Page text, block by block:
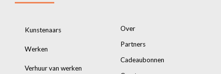
Kunstenaars
Werken
Verhuur van werken
Over
Partners
Cadeaubonnen